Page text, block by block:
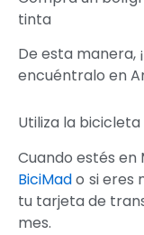
tinta
De esta manera,
encuéntralo en
Utiliza la
Cuando estés en
BiciMado si eres
tu tarjeta de
mes.